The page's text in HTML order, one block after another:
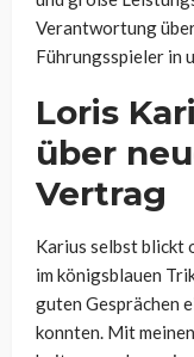
Verantwortung
Führungsspieler in
Loris
über
Vertrag
Karius selbst blickt
im königsblauen
guten Gesprächen
konnten. Mit